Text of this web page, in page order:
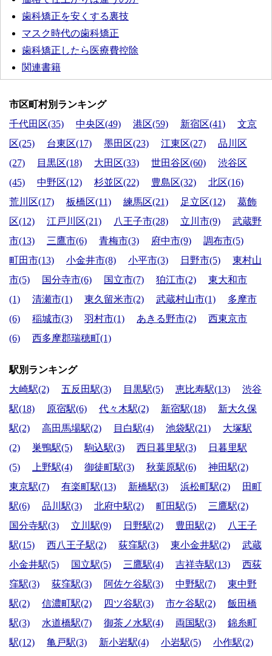
歯科矯正を安くする裏技
マスク時代の歯科矯正
歯科矯正したら医療費控除
関連書籍
市区町村別ランキング
千代田区(35)
中央区(49) 港区(59) 新宿区(41)
文京
区(25)
台東区(17) 墨田区(23) 江東区(27)
品川区
(27)
目黒区(18) 大田区(33) 世田谷区(60)
渋谷区
(45)
中野区(12) 杉並区(22) 豊島区(32)
北区(16)
荒川区(17)
板橋区(11) 練馬区(21) 足立区(12)
葛飾
区(12)
江戸川区(21) 八王子市(28) 立川市(9)
武蔵野
市(13)
三鷹市(6) 青梅市(3) 府中市(9)
調布市(5)
町田市(13)
小金井市(8) 小平市(3) 日野市(5)
東村山
市(5)
国分寺市(6) 国立市(7) 狛江市(2)
東大和市
(1)
清瀬市(1) 東久留米市(2) 武蔵村山市(1)
多摩市
(6)
稲城市(3) 羽村市(1) あきる野市(2)
西東京市
(6)
西多摩郡瑞穂町(1)
駅別ランキング
大崎駅(2)
五反田駅(3) 目黒駅(5) 恵比寿駅(13)
渋谷
駅(18)
原宿駅(6) 代々木駅(2) 新宿駅(18)
新大久保
駅(2)
高田馬場駅(2) 目白駅(4) 池袋駅(21)
大塚駅
(2)
巣鴨駅(5) 駒込駅(3) 西日暮里駅(3)
日暮里駅
(5)
上野駅(4) 御徒町駅(3) 秋葉原駅(6)
神田駅(2)
東京駅(7)
有楽町駅(13) 新橋駅(3) 浜松町駅(2)
田町
駅(6)
品川駅(3) 北府中駅(2) 町田駅(5)
三鷹駅(2)
国分寺駅(3)
立川駅(9) 日野駅(2) 豊田駅(2)
八王子
駅(15)
西八王子駅(2) 荻窪駅(3) 東小金井駅(2)
武蔵
小金井駅(5)
国立駅(5) 三鷹駅(4) 吉祥寺駅(13)
西荻
窪駅(3)
荻窪駅(3) 阿佐ケ谷駅(3) 中野駅(7)
東中野
駅(2)
信濃町駅(2) 四ツ谷駅(3) 市ケ谷駅(2)
飯田橋
駅(3)
水道橋駅(7) 御茶ノ水駅(4) 両国駅(3)
錦糸町
駅(12)
亀戸駅(3) 新小岩駅(4) 小岩駅(5)
小作駅(2)